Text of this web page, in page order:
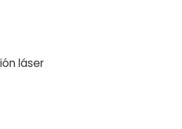
láser